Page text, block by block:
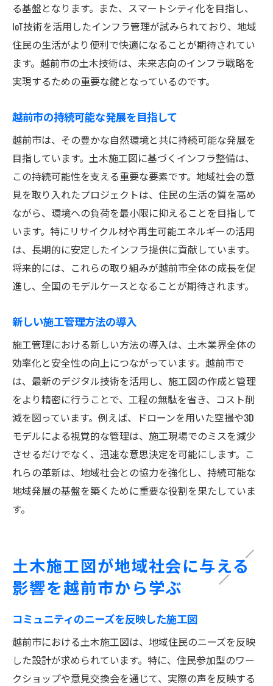
る基盤となります。また、スマートシティ化を目指し、
IoT技術を活用したインフラ管理が試みられており、地域
住民の生活がより便利で快適になることが期待されてい
ます。越前市の土木技術は、未来志向のインフラ戦略を
実現するための重要な鍵となっているのです。
越前市の持続可能な発展を目指して
越前市は、その豊かな自然環境と共に持続可能な発展を
目指しています。土木施工図に基づくインフラ整備は、
この持続可能性を支える重要な要素です。地域社会の意
見を取り入れたプロジェクトは、住民の生活の質を高め
ながら、環境への負荷を最小限に抑えることを目指して
います。特にリサイクル材や再生可能エネルギーの活用
は、長期的に安定したインフラ提供に貢献しています。
将来的には、これらの取り組みが越前市全体の成長を促
進し、全国のモデルケースとなることが期待されます。
新しい施工管理方法の導入
施工管理における新しい方法の導入は、土木業界全体の
効率化と安全性の向上につながっています。越前市で
は、最新のデジタル技術を活用し、施工図の作成と管理
をより精密に行うことで、工程の無駄を省き、コスト削
減を図っています。例えば、ドローンを用いた空撮や3D
モデルによる視覚的な管理は、施工現場でのミスを減少
させるだけでなく、迅速な意思決定を可能にします。こ
れらの革新は、地域社会との協力を強化し、持続可能な
地域発展の基盤を築くために重要な役割を果たしていま
す。
土木施工図が地域社会に与える
影響を越前市から学ぶ
コミュニティのニーズを反映した施工図
越前市における土木施工図は、地域住民のニーズを反映
した設計が求められています。特に、住民参加型のワー
クショップや意見交換会を通じて、実際の声を反映する